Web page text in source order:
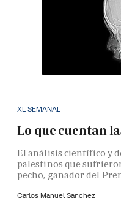
XL SEMANAL
Lo que cuentan
El análisis científico y
palestinos que
pecho, ganador del
Carlos Manuel Sanchez